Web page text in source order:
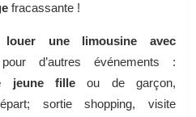
fracassante !
louer une limousine avec
d’autres événements :
jeune filleou de garçon,
sortie shopping, visite